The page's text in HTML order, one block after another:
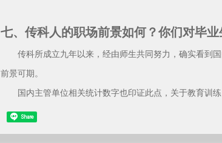
七、传科人的职场前景如何？你们对毕业
传科所成立九年以来，经由师生共同努力，确实看到国
前景可期。
国内主管单位相关统计数字也印证此点，关于教育训练
Share